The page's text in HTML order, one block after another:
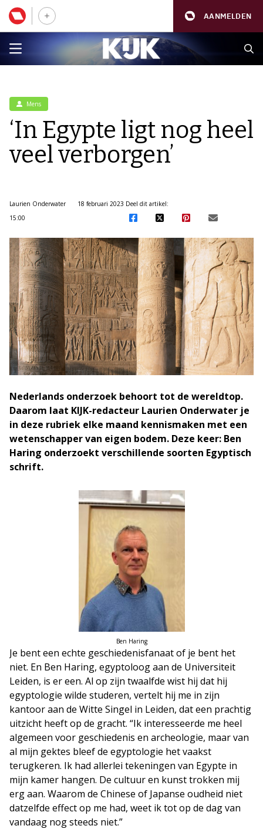
AANMELDEN
Mens
‘In Egypte ligt nog heel
veel verborgen’
Laurien Onderwater
18 februari 2023
15:00
Deel dit artikel:
Nederlands onderzoek behoort tot de wereldtop.
Daarom laat KIJK-redacteur Laurien Onderwater je
in deze rubriek elke maand kennismaken met een
wetenschapper van eigen bodem. Deze keer: Ben
Haring onderzoekt verschillende soorten Egyptisch
schrift.
Ben Haring
Je bent een echte geschiedenisfanaat of je bent het
niet. En Ben Haring, egyptoloog aan de Universiteit
Leiden, is er een. Al op zijn twaalfde wist hij dat hij
egyptologie wilde studeren, vertelt hij me in zijn
kantoor aan de Witte Singel in Leiden, dat een prachtig
uitzicht heeft op de gracht. “Ik interesseerde me heel
algemeen voor geschiedenis en archeologie, maar van
al mijn gektes bleef de egyptologie het vaakst
terugkeren. Ik had allerlei tekeningen van Egypte in
mijn kamer hangen. De cultuur en kunst trokken mij
erg aan. Waarom de Chinese of Japanse oudheid niet
datzelfde effect op me had, weet ik tot op de dag van
vandaag nog steeds niet.”